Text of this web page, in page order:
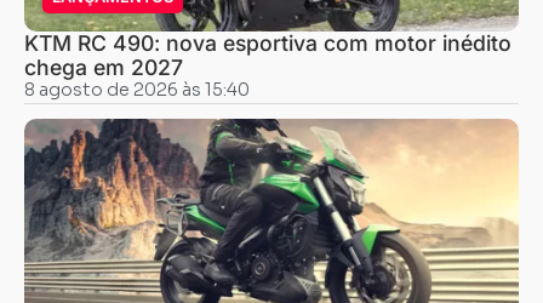
KTM RC 490: nova esportiva com motor inédito
chega em 2027
8 agosto de 2026 às 15:40